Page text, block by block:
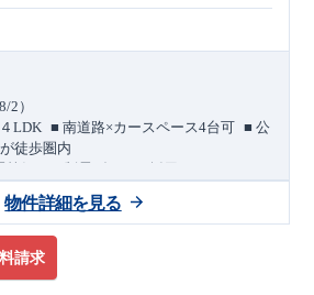
8/2 ）
LDK ​ ​■南道路×カースペース4台可 ​ ​■公
徒歩圏内
りある計画です。
です。
）にもアクセスしやすく、
請求
物件詳細を見る